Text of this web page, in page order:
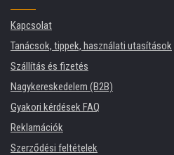
Kapcsolat
Tanácsok, tippek, használati utasítások
Szállítás és fizetés
Nagykereskedelem (B2B)
Gyakori kérdések FAQ
Reklamációk
Szerződési feltételek